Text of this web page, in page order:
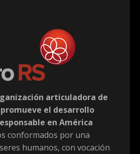
articuladora de
el desarrollo
en América
conformados por una
humanos, con vocación